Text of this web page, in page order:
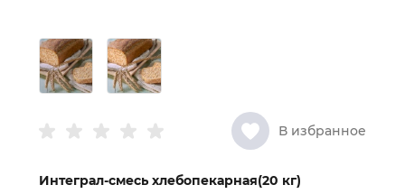
В избранное
Интеграл-смесь хлебопекарная(20 кг)